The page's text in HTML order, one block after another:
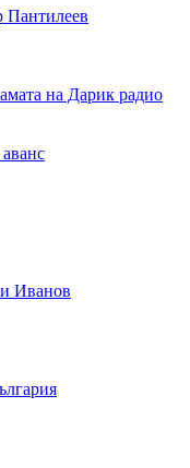
Пантилеев
на Дарик радио
Иванов